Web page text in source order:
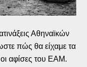
Αθηναϊκών
πώς θα είχαμε τα
αφίσες του ΕΑΜ.